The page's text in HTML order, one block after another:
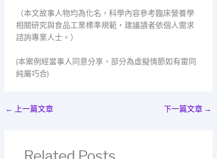
（本文故事人物均為化名，科學內容參考臨床營養學
相關研究與食品工業標準規範，建議讀者依個人需求
諮詢專業人士。）
(本案例經當事人同意分享，部分為虛擬情節如有雷同
純屬巧合)
← 上一篇文章 下一篇文章 →